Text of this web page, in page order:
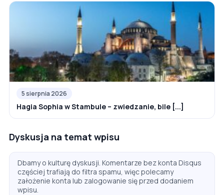
5 sierpnia 2026
Hagia Sophia w Stambule – zwiedzanie, bile [...]
Dyskusja na temat wpisu
Dbamy o kulturę dyskusji. Komentarze bez konta Disqus
częściej trafiają do filtra spamu, więc polecamy
założenie konta lub zalogowanie się przed dodaniem
wpisu.